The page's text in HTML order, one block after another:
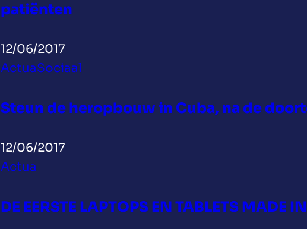
patiënten
12/06/2017
ActuaSociaal
Steun de heropbouw in Cuba, na de
12/06/2017
Actua
DE EERSTE LAPTOPS EN TABLETS MADE